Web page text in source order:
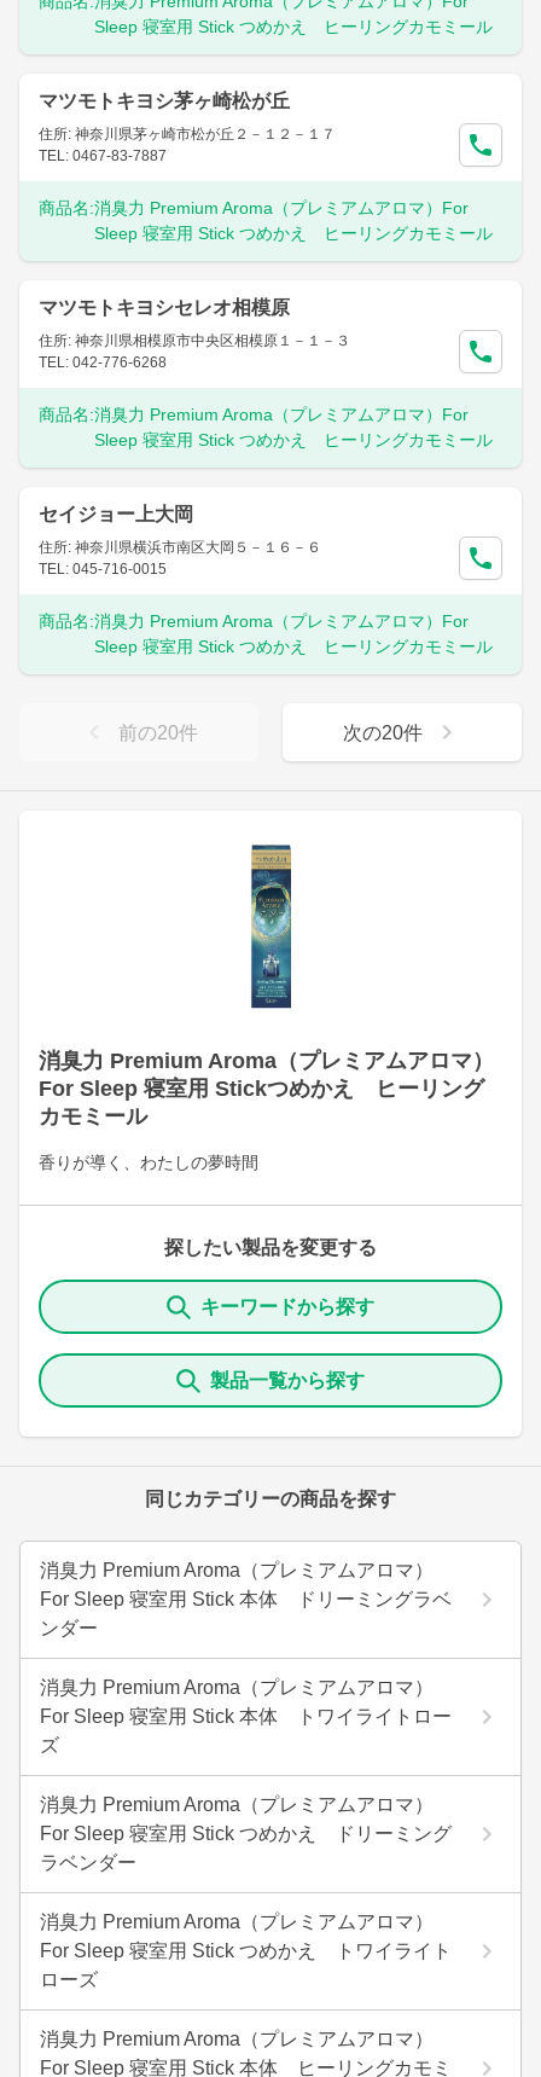
消臭力 Premium Aroma（プレミアムアロマ）
For Sleep 寝室用 Stickつめかえ ヒーリング
カモミール
香りが導く、わたしの夢時間
探したい製品を変更する
キーワードから探す
製品一覧から探す
同じカテゴリーの商品を探す
消臭力 Premium Aroma（プレミアムアロマ）
For Sleep 寝室用 Stick 本体 ドリーミングラベ
ンダー
消臭力 Premium Aroma（プレミアムアロマ）
For Sleep 寝室用 Stick 本体 トワイライトロー
ズ
消臭力 Premium Aroma（プレミアムアロマ）
For Sleep 寝室用 Stick つめかえ ドリーミング
ラベンダー
消臭力 Premium Aroma（プレミアムアロマ）
For Sleep 寝室用 Stick つめかえ トワイライト
ローズ
消臭力 Premium Aroma（プレミアムアロマ）
For Sleep 寝室用 Stick 本体 ヒーリングカモミ
Sleep 寝室用 Stick つめかえ ヒーリングカモミール
マツモトキヨシ茅ヶ崎松が丘
住所: 神奈川県茅ヶ崎市松が丘２－１２－１７
TEL: 0467-83-7887
商品名:消臭力 Premium Aroma（プレミアムアロマ）For
Sleep 寝室用 Stick つめかえ ヒーリングカモミール
マツモトキヨシセレオ相模原
住所: 神奈川県相模原市中央区相模原１－１－３
TEL: 042-776-6268
商品名:消臭力 Premium Aroma（プレミアムアロマ）For
Sleep 寝室用 Stick つめかえ ヒーリングカモミール
セイジョー上大岡
住所: 神奈川県横浜市南区大岡５－１６－６
TEL: 045-716-0015
商品名:消臭力 Premium Aroma（プレミアムアロマ）For
Sleep 寝室用 Stick つめかえ ヒーリングカモミール
前の20件 次の20件